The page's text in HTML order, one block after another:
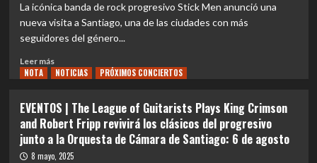
La icónica banda de rock progresivo Stick Men anunció una
nueva visita a Santiago, una de las ciudades con más
seguidores del género...
Leer másLeer
más
|
Stick
Men,
liderado
NOTA NOTICIAS PRÓXIMOS CONCIERTOS
EVENTOS | The League of Guitarists Plays King Crimson
and Robert Fripp revivirá los clásicos del progresivo
junto a la Orquesta de Cámara de Santiago: 6 de agosto
8 mayo, 2025